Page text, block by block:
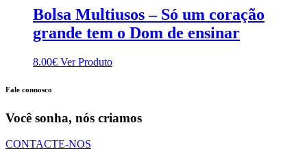
the
product
page
variants.
The
options
chosen
page
Bolsa Multiusos – Só um coração
grande tem o Dom de ensinar
8.00€ Ver ProdutoThis
The
Fale connosco
Você sonha, nós criamos
CONTACTE-NOS